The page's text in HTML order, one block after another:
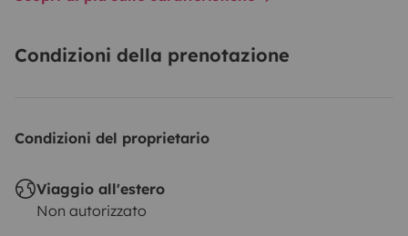
Condizioni della prenotazione
Condizioni del proprietario
Viaggio all'estero
Non autorizzato